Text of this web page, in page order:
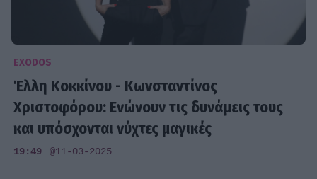
EXODOS
Έλλη Κοκκίνου - Κωνσταντίνος
Χριστοφόρου: Ενώνουν τις δυνάμεις τους
και υπόσχονται νύχτες μαγικές
19:49 @11-03-2025